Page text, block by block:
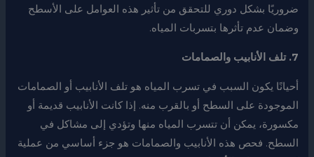
ضروريًا بشكل دوري للتحقق من تأثير هذه العوامل على الأسطح
وضمان عدم تأثرها بتسربات المياه.
7. تلف الأنابيب والصمامات
أحيانًا يكون السبب في تسرب المياه هو تلف الأنابيب أو الصمامات
الموجودة على السطح أو بالقرب منه. إذا كانت الأنابيب قديمة أو
مكسورة، يمكن أن تتسرب المياه منها وتؤدي إلى مشاكل في
السطح. فحص هذه الأنابيب والصمامات هو جزء أساسي من عملية